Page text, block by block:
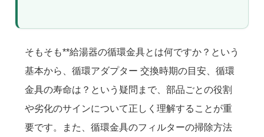
そもそも**給湯器の循環金具とは何ですか？という
基本から、循環アダプター 交換時期の目安、循環
金具の寿命は？という疑問まで、部品ごとの役割
や劣化のサインについて正しく理解することが重
要です。また、循環金具のフィルターの掃除方法